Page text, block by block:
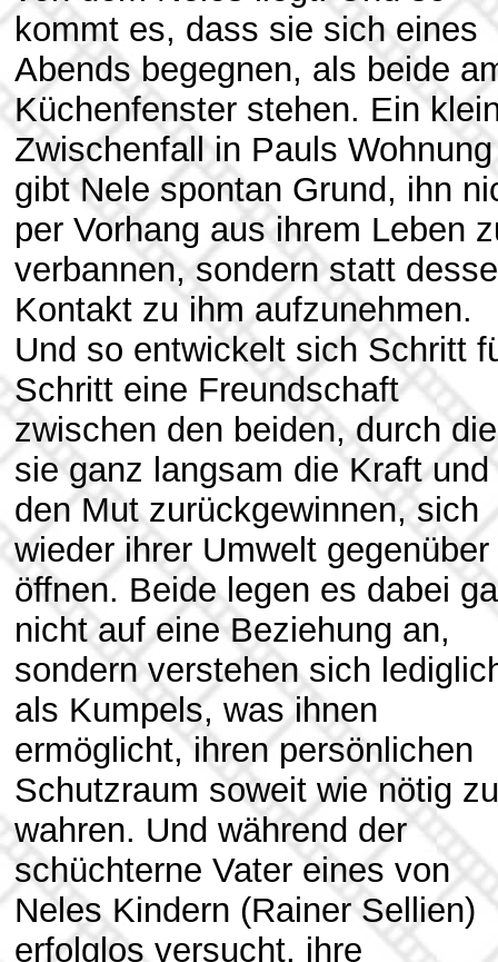
kommt es, dass sie sich eines
Abends begegnen, als beide
Küchenfenster stehen. Ein
Zwischenfall in Pauls Wohnung
gibt Nele spontan Grund, ihn
per Vorhang aus ihrem Leben
verbannen, sondern statt
Kontakt zu ihm aufzunehmen.
Und so entwickelt sich Schritt
Schritt eine Freundschaft
zwischen den beiden, durch die
sie ganz langsam die Kraft und
den Mut zurückgewinnen, sich
wieder ihrer Umwelt gegenüber
öffnen. Beide legen es dabei
nicht auf eine Beziehung an,
sondern verstehen sich
als Kumpels, was ihnen
ermöglicht, ihren persönlichen
Schutzraum soweit wie nötig zu
wahren. Und während der
schüchterne Vater eines von
Neles Kindern (Rainer Sellien)
erfolglos versucht, ihre